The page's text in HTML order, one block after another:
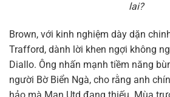
lai?
Brown, với kinh nghiệm dày dặn
Trafford, dành lời khen ngợi không
Diallo. Ông nhấn mạnh tiềm năng
người Bờ Biển Ngà, cho rằng anh